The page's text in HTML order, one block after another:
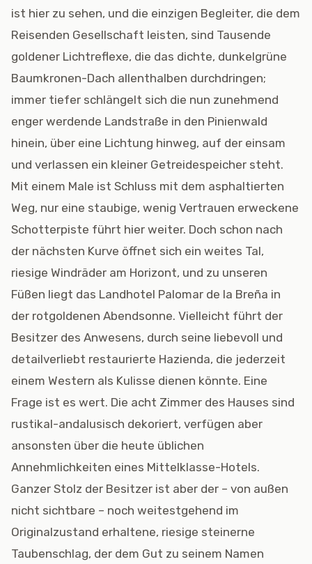
ist hier zu sehen, und die einzigen Begleiter, die dem
Reisenden Gesellschaft leisten, sind Tausende
goldener Lichtreflexe, die das dichte, dunkelgrüne
Baumkronen-Dach allenthalben durchdringen;
immer tiefer schlängelt sich die nun zunehmend
enger werdende Landstraße in den Pinienwald
hinein, über eine Lichtung hinweg, auf der einsam
und verlassen ein kleiner Getreidespeicher steht.
Mit einem Male ist Schluss mit dem asphaltierten
Weg, nur eine staubige, wenig Vertrauen erweckene
Schotterpiste führt hier weiter. Doch schon nach
der nächsten Kurve öffnet sich ein weites Tal,
riesige Windräder am Horizont, und zu unseren
Füßen liegt das Landhotel Palomar de la Breña in
der rotgoldenen Abendsonne. Vielleicht führt der
Besitzer des Anwesens, durch seine liebevoll und
detailverliebt restaurierte Hazienda, die jederzeit
einem Western als Kulisse dienen könnte. Eine
Frage ist es wert. Die acht Zimmer des Hauses sind
rustikal-andalusisch dekoriert, verfügen aber
ansonsten über die heute üblichen
Annehmlichkeiten eines Mittelklasse-Hotels.
Ganzer Stolz der Besitzer ist aber der – von außen
nicht sichtbare – noch weitestgehend im
Originalzustand erhaltene, riesige steinerne
Taubenschlag, der dem Gut zu seinem Namen